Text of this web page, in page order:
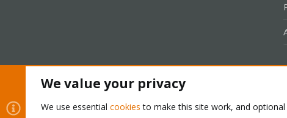
We value your privacy
We use essential cookies to make this site work, and